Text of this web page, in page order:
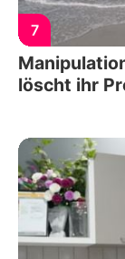
7
löscht ihr